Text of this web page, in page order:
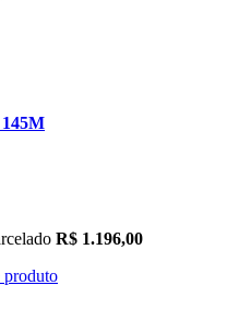
R$ 1.196,00
produto